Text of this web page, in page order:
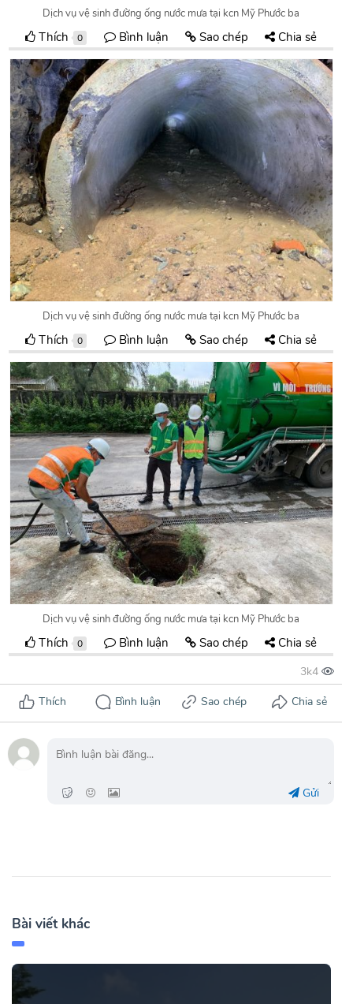
Dịch vụ vệ sinh đường ống nước mưa tại kcn Mỹ Phước ba
Thích 0 Bình luận Sao chép Chia sẻ
Dịch vụ vệ sinh đường ống nước mưa tại kcn Mỹ Phước ba
Thích 0 Bình luận Sao chép Chia sẻ
Dịch vụ vệ sinh đường ống nước mưa tại kcn Mỹ Phước ba
Thích 0 Bình luận Sao chép Chia sẻ
Gửi
Bài viết khác